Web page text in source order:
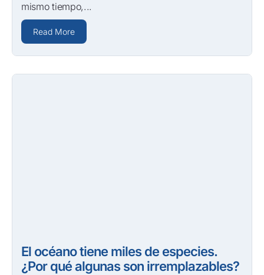
mismo tiempo,...
Read More
El océano tiene miles de especies.
¿Por qué algunas son irremplazables?